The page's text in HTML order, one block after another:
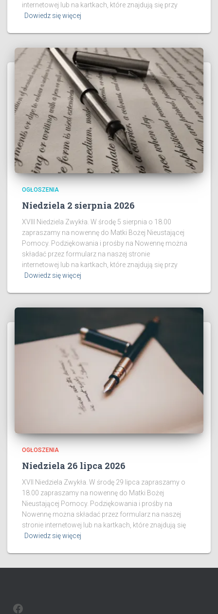
internetowej lub na kartkach, które znajdują się przy
Dowiedz się więcej
OGŁOSZENIA
Niedziela 2 sierpnia 2026
XVIII Niedziela Zwykła. W środę 5 sierpnia o 18.00
zapraszamy na nowennę do Matki Bożej Nieustającej
Pomocy. Podziękowania i prośby na Nowennę można
składać przez formularz na naszej stronie
internetowej lub na kartkach, które znajdują się przy
Dowiedz się więcej
OGŁOSZENIA
Niedziela 26 lipca 2026
XVII Niedziela Zwykła. W środę 29 lipca zapraszamy o
18.00 zapraszamy na nowennę do Matki Bożej
Nieustającej Pomocy. Podziękowania i prośby na
Nowennę można składać przez formularz na naszej
stronie internetowej lub na kartkach, które znajdują się
Dowiedz się więcej